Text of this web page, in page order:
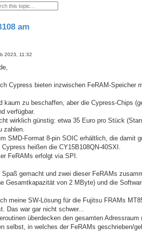
am
2023, 11:32
Cypress bieten inzwischen FeRAM-Speicher
kaum zu beschaffen, aber die Cypress-Chips
verfügbar.
wirklich günstig: etwa 35 Euro pro Stück
zahlen.
SMD-Format 8-pin SOIC erhältlich, die damit
heißen die CY15B108QN-40SXI.
FeRAMs erfolgt via SPI.
gemacht und zwei dieser FeRAMs
Gesamtkapazität von 2 MByte) und die
meine SW-Lösung für die Fujitsu FRAMs
Das war gar nicht schwer...
überdecken den gesamten Adressraum
selbst, in welches der FeRAMs geschrieben/